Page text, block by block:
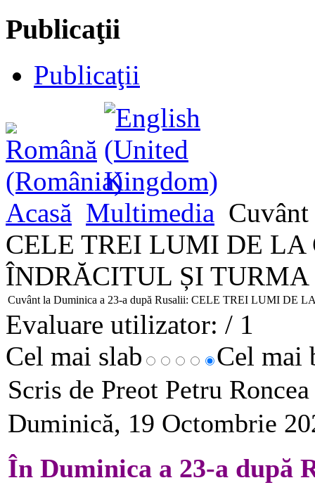
Publicaţii
Publicaţii
Acasă Multimedia
CELE TREI LUMI DE
ÎNDRĂCITUL ȘI TURMA
Cuvânt la Duminica a 23-a după Rusalii: CELE TREI LUMI
Evaluare utilizator: / 1
Cel mai slab
Cel mai
Scris de Preot Petru
Duminică, 19 Octombrie
În Duminica a 23-a după